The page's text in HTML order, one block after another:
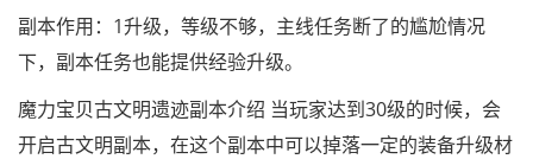
副本作用：1升级，等级不够，主线任务断了的尴尬情况
下，副本任务也能提供经验升级。
魔力宝贝古文明遗迹副本介绍 当玩家达到30级的时候，会
开启古文明副本，在这个副本中可以掉落一定的装备升级材